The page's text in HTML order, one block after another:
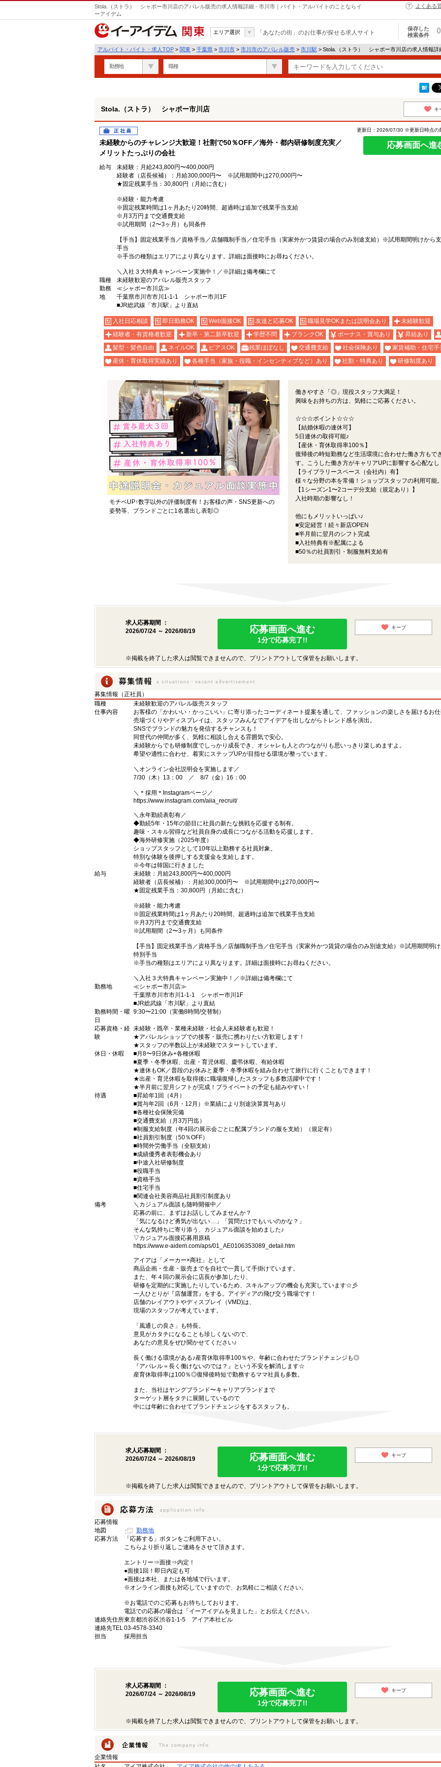
Stola.（ストラ） シャポー市川店のアパレル販売の求人情報詳細 - 市川市｜バイト・アルバイトのことならイ
ーアイデム
よくある
関東
エリア選択 「あなたの街」のお仕事が探せる求人サイト
保存した
検索条件
0
アルバイト・バイト・求人TOP > 関東 > 千葉県 > 市川市 > 市川市のアパレル販売 > 市川駅 > Stola.（ストラ） シャポー市川店の求人情報詳
勤務地 職種
Stola.（ストラ） シャポー市川店 キ
正社員
未経験からのチャレンジ大歓迎！社割で50％OFF／海外・都内研修制度充実／
メリットたっぷりの会社
更新日：2026/07/30 ※更新日時点の
応募画面へ進
給与
未経験：月給243,800円〜400,000円
経験者（店長候補）：月給300,000円〜 ※試用期間中は270,000円〜
★固定残業手当：30,800円（月給に含む）
※経験・能力考慮
※固定残業時間は1ヶ月あたり20時間、超過時は追加で残業手当支給
※月3万円まで交通費支給
※試用期間（2〜3ヶ月）も同条件
【手当】固定残業手当／資格手当／店舗職制手当／住宅手当（実家外かつ賃貸の場合のみ別途支給）※試用期間明けから
手当
※手当の種類はエリアにより異なります。詳細は面接時にお尋ねください。
＼入社３大特典キャンペーン実施中！／※詳細は備考欄にて
職種
未経験歓迎のアパレル販売スタッフ
勤務
地
≪シャポー市川店≫
千葉県市川市市川1-1-1 シャポー市川1F
■JR総武線「市川駅」より直結
入社日応相談 即日勤務OK Web面接OK 友達と応募OK 職場見学OKまたは説明会あり
未経験歓迎
経験者・有資格者歓迎
新卒・第二新卒歓迎 学歴不問 ブランクOK ボーナス・賞与あり
昇給あり
髪型・髪色自由
ネイルOK ピアスOK 残業ほぼなし 交通費支給 社会保険あり
家賃補助・住宅手
産休・育休取得実績あり
各種手当（家族・役職・インセンティブなど）あり 社割・特典あり 研修制度あり
モチベUP↑数字以外の評価制度有！お客様の声・SNS更新への
姿勢等、ブランドごとに1名選出し表彰◎
働きやすさ「◎」現役スタッフ大満足！
興味をお持ちの方は、気軽にご応募ください。
☆☆☆ポイント☆☆☆
【結婚休暇の連休可】
5日連休の取得可能♪
【産休・育休取得率100％】
復帰後の時短勤務など生活環境に合わせた働き方もで
す。こうした働き方がキャリアUPに影響する心配なし
【ライブラリースペース（会社内）有】
様々な分野の本を常備！ショップスタッフの利用可能
【1シーズン1〜2コーデ分支給（規定あり）】
入社時期の影響なし！
他にもメリットいっぱい♪
■安定経営！続々新店OPEN
■半月前に翌月のシフト完成
■入社特典有※配属による
■50％の社員割引・制服無料支給有
求人応募期間 ：
2026/07/24 ～ 2026/08/19
応募画面へ進む
1分で応募完了!!
キープ
※掲載を終了した求人は閲覧できませんので、プリントアウトして保管をお願いします。
募集情報（正社員）
職種
未経験歓迎のアパレル販売スタッフ
仕事内容
お客様の「かわいい・かっこいい」に寄り添ったコーディネート提案を通して、ファッションの楽しさを届けるお
売場づくりやディスプレイは、スタッフみんなでアイデアを出しながらトレンド感を演出。
SNSでブランドの魅力を発信するチャンスも！
同世代の仲間が多く、気軽に相談し合える雰囲気で安心。
未経験からでも研修制度でしっかり成長でき、オシャレも人とのつながりも思いっきり楽しめますよ。
希望や適性に合わせ、着実にステップUPが目指せる環境が整っています。
＼オンライン会社説明会を実施します／
7/30（木）13：00 ／ 8/7（金）16：00
＼＊採用＊Instagramページ／
https://www.instagram.com/aiia_recruit/
＼永年勤続表彰有／
◆勤続5年・15年の節目に社員の新たな挑戦を応援する制有。
趣味・スキル習得など社員自身の成長につながる活動を応援します。
◆海外研修実施（2025年度）
ショップスタッフとして10年以上勤務する社員対象。
特別な体験を後押しする支援金を支給します。
※今年は韓国に行きました
給与
未経験：月給243,800円〜400,000円
経験者（店長候補）：月給300,000円〜 ※試用期間中は270,000円〜
★固定残業手当：30,800円（月給に含む）
※経験・能力考慮
※固定残業時間は1ヶ月あたり20時間、超過時は追加で残業手当支給
※月3万円まで交通費支給
※試用期間（2〜3ヶ月）も同条件
【手当】固定残業手当／資格手当／店舗職制手当／住宅手当（実家外かつ賃貸の場合のみ別途支給）※試用期間明
特別手当
※手当の種類はエリアにより異なります。詳細は面接時にお尋ねください。
＼入社３大特典キャンペーン実施中！／※詳細は備考欄にて
勤務地
≪シャポー市川店≫
千葉県市川市市川1-1-1 シャポー市川1F
■JR総武線「市川駅」より直結
勤務時間・曜
日
9:30〜21:00（実働8時間/交替制）
応募資格・経
験
未経験・既卒・業種未経験・社会人未経験者も歓迎！
★アパレルショップでの接客・販売に携わりたい方歓迎します！
★スタッフの半数以上が未経験でスタートしています。
休日・休暇
■月8〜9日休み+各種休暇
■夏季・冬季休暇、出産・育児休暇、慶弔休暇、有給休暇
★連休もOK／普段のお休みと夏季・冬季休暇を組み合わせて旅行に行くこともできます！
★出産・育児休暇を取得後に職場復帰したスタッフも多数活躍中です！
★半月前に翌月シフトが完成！プライベートの予定も組みやすい！
待遇
■昇給年1回（4月）
■賞与年2回（6月・12月）※業績により別途決算賞与あり
■各種社会保険完備
■交通費支給（月3万円迄）
■制服支給制度（年4回の展示会ごとに配属ブランドの服を支給）（規定有）
■社員割引制度（50％OFF）
■時間外労働手当（全額支給）
■成績優秀者表彰機会あり
■中途入社研修制度
■役職手当
■資格手当
■住宅手当
■関連会社美容商品社員割引制度あり
備考
＼カジュアル面談も随時開催中／
応募の前に、まずはお話ししてみませんか？
「気になるけど勇気が出ない…」「質問だけでもいいのかな？」
そんな気持ちに寄り添う、カジュアル面談を始めました♪
▽カジュアル面接応募用原稿
https://www.e-aidem.com/aps/01_AE0106353089_detail.htm
アイアは「メーカー×商社」として
商品企画・生産・販売までを自社で一貫して手掛けています。
また、年４回の展示会に店長が参加したり、
研修を定期的に実施したりしているため、スキルアップの機会も充実しています☆彡
一人ひとりが『店舗運営』をする。アイディアの飛び交う職場です！
店舗のレイアウトやディスプレイ（VMD)は、
現場のスタッフが考えています。
「風通しの良さ」も特長。
意見がカタチになることも珍しくないので、
あなたの意見をぜひ聞かせてください♪
長く働ける環境がある♪産育休取得率100％や、年齢に合わせたブランドチェンジも◎
『アパレル＝長く働けないのでは？』という不安を解消します☆
産育休取得率は100％◎復帰後時短で勤務するママ社員も多数。
また、当社はヤングブランド〜キャリアブランドまで
ターゲット層をタテに展開しているので
中には年齢に合わせてブランドチェンジをするスタッフも。
求人応募期間 ：
2026/07/24 ～ 2026/08/19
応募画面へ進む
1分で応募完了!!
キープ
※掲載を終了した求人は閲覧できませんので、プリントアウトして保管をお願いします。
応募情報
地図
勤務地
応募方法
「応募する」ボタンをご利用下さい。
こちらより折り返しご連絡をさせて頂きます。
エントリー⇒面接⇒内定！
●面接1回！即日内定も可
●面接は本社、または各地域で行います。
※オンライン面接も対応していますので、お気軽にご相談ください。
※お電話でのご応募もお待ちしております。
電話での応募の場合は「イーアイデムを見ました」とお伝えください。
連絡先住所東京都渋谷区渋谷1-1-5 アイア本社ビル
連絡先TEL03-4578-3340
担当
採用担当
求人応募期間 ：
2026/07/24 ～ 2026/08/19
応募画面へ進む
1分で応募完了!!
キープ
※掲載を終了した求人は閲覧できませんので、プリントアウトして保管をお願いします。
企業情報